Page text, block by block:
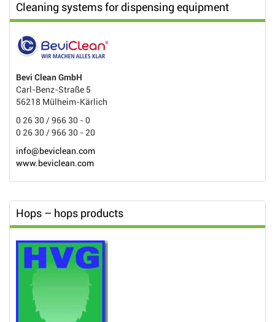
Cleaning systems for dispensing equipment
Bevi Clean GmbH
Carl-Benz-Straße 5
56218 Mülheim-Kärlich
0 26 30 / 966 30 - 0
0 26 30 / 966 30 - 20
info@beviclean.com
www.beviclean.com
Hops – hops products